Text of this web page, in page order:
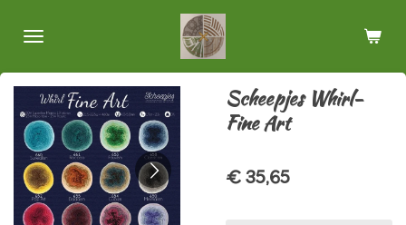
direct
de
hoofdinhoud
Scheepjes Whirl-
Fine Art
€ 35,65